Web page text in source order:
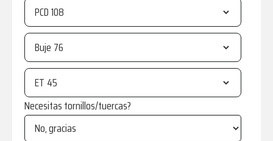
PCD
Buje
ET
Necesitas tornillos/tuercas?